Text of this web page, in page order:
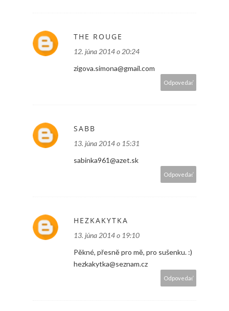
THE ROUGE
12. júna 2014 o 20:24
zigova.simona@gmail.com
Odpovedať
SABB
13. júna 2014 o 15:31
sabinka961@azet.sk
Odpovedať
HEZKAKYTKA
13. júna 2014 o 19:10
Pěkné, přesně pro mě, pro sušenku. :)
hezkakytka@seznam.cz
Odpovedať